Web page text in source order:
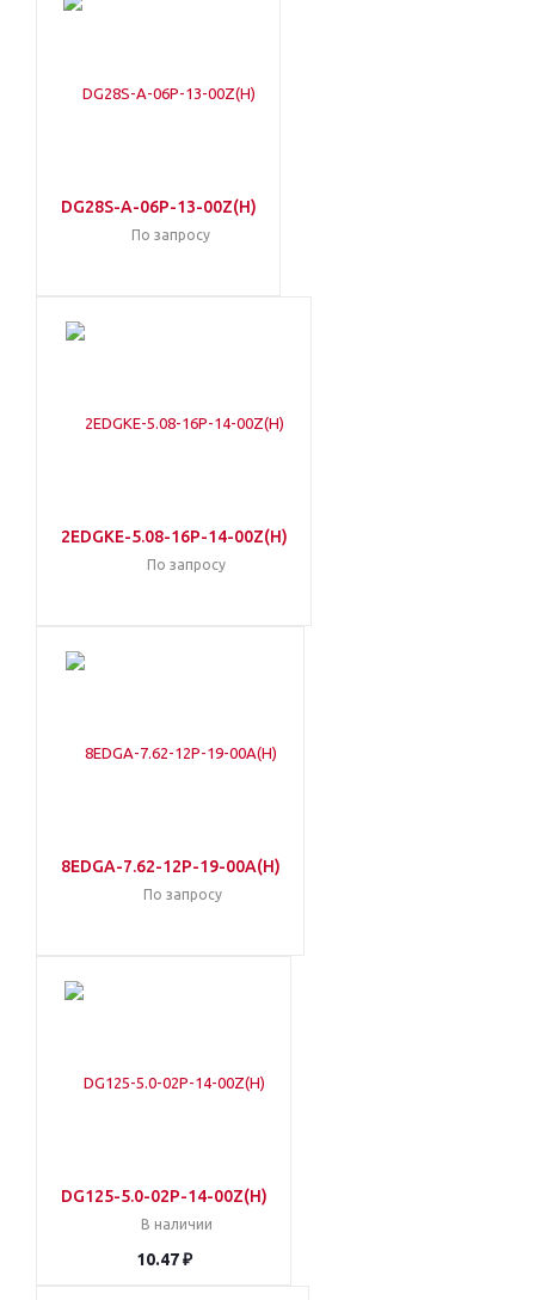
DG28S-A-06P-13-00Z(H)
По запросу
2EDGKE-5.08-16P-14-00Z(H)
По запросу
8EDGA-7.62-12P-19-00A(H)
По запросу
DG125-5.0-02P-14-00Z(H)
В наличии
10.47 ₽